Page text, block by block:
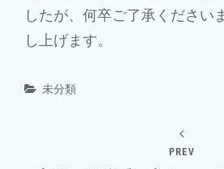
したが、何卒ご了承ください
し上げます。
Categories
未分類
PREV